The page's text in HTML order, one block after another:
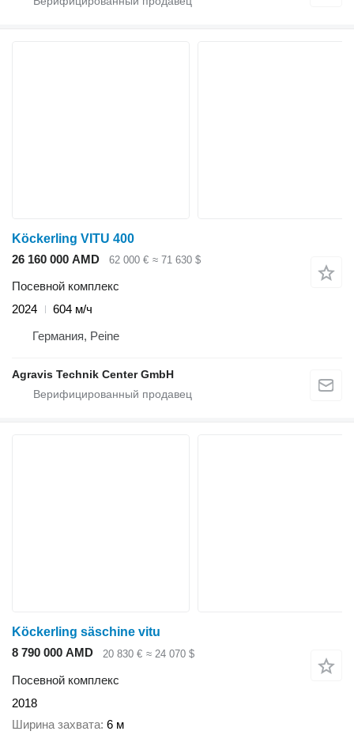
Köckerling VITU 400
26 160 000 AMD
62 000 € ≈ 71 630 $
Посевной комплекс
2024
604 м/ч
Германия, Peine
Agravis Technik Center GmbH
Köckerling säschine vitu
8 790 000 AMD
20 830 € ≈ 24 070 $
Посевной комплекс
2018
Ширина захвата 6 м